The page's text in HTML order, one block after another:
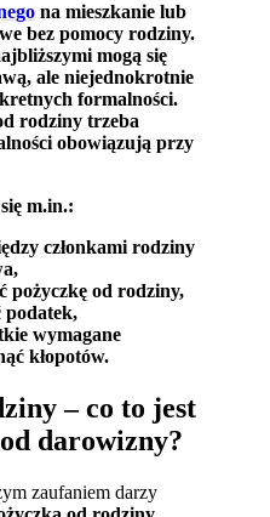
na mieszkanie lub
bez pomocy rodziny.
mogą się
ale niejednokrotnie
formalności.
rodziny trzeba
obowiązują przy
m.in.:
członkami rodziny
pożyczkę od rodziny,
podatek,
wymagane
kłopotów.
– co to jest
darowizny?
zaufaniem darzy